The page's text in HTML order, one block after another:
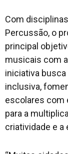
Com
Percussão, o
principal
musicais com
iniciativa
inclusiva,
escolares com
para a
criatividade e